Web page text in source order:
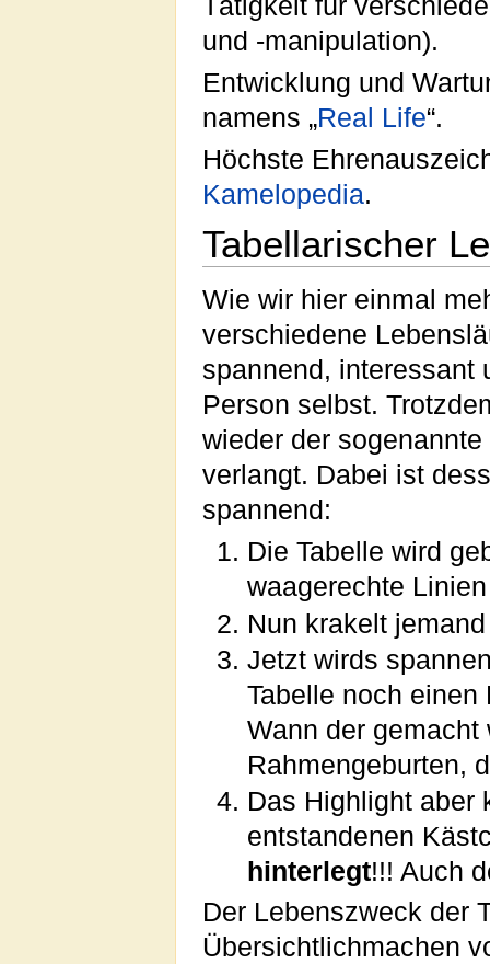
und -manipulation).
Entwicklung und
namens „Real Life“.
Höchste
Kamelopedia.
Tabellarischer
Wie wir hier einmal
verschiedene
spannend, interessant
Person selbst.
wieder der sogenannte
verlangt. Dabei ist
spannend:
Die Tabelle wird
waagerechte
Nun krakelt
Jetzt wirds
Tabelle noch einen
Wann der
Rahmengeburten,
Das Highlight aber
entstandenen
hinterlegt!!! Auch
Der Lebenszweck der
Übersichtlichmachen